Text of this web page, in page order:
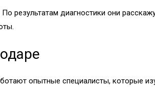
результатам диагностики они
опытные специалисты, которые